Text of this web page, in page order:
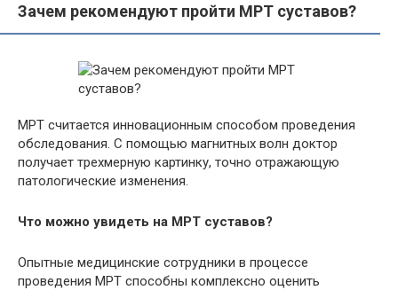
Зачем рекомендуют пройти МРТ суставов?
МРТ считается инновационным способом проведения
обследования. С помощью магнитных волн доктор
получает трехмерную картинку, точно отражающую
патологические изменения.
Что можно увидеть на МРТ суставов?
Опытные медицинские сотрудники в процессе
проведения МРТ способны комплексно оценить